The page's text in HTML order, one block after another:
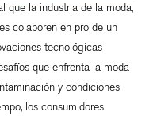
que la industria de la moda,
colaboren en pro de un
tecnológicas
que enfrenta la moda
y condiciones
los consumidores